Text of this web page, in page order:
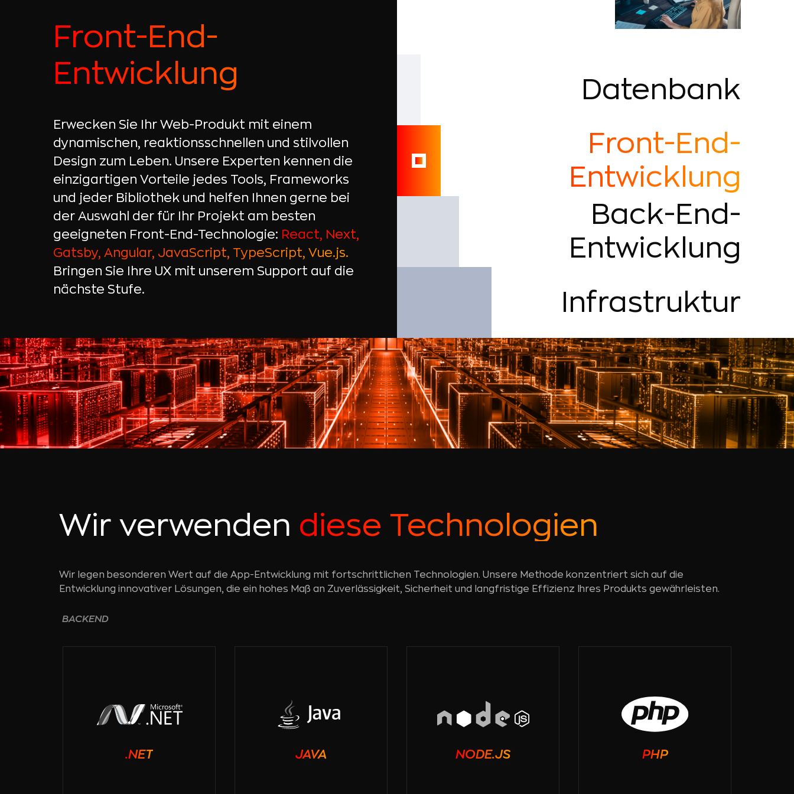
Datenbank
Front-End-
Entwicklung
Back-End-
Entwicklung
Infrastruktur
Front-End-
Entwicklung
Erwecken Sie Ihr Web-Produkt mit einem
dynamischen, reaktionsschnellen und stilvollen
Design zum Leben. Unsere Experten kennen die
einzigartigen Vorteile jedes Tools, Frameworks
und jeder Bibliothek und helfen Ihnen gerne bei
der Auswahl der für Ihr Projekt am besten
geeigneten Front-End-Technologie: React, Next,
Gatsby, Angular, JavaScript, TypeScript, Vue.js.
Bringen Sie Ihre UX mit unserem Support auf die
nächste Stufe.
Wir verwenden diese Technologien
Wir legen besonderen Wert auf die App-Entwicklung mit fortschrittlichen Technologien. Unsere Methode konzentriert sich auf die
Entwicklung innovativer Lösungen, die ein hohes Maß an Zuverlässigkeit, Sicherheit und langfristige Effizienz Ihres Produkts gewährleisten.
BACKEND
.NET JAVA NODE.JS PHP